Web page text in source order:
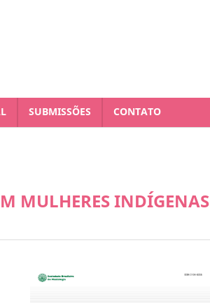
SUBMISSÕES CONTATO
MULHERES INDÍGENAS